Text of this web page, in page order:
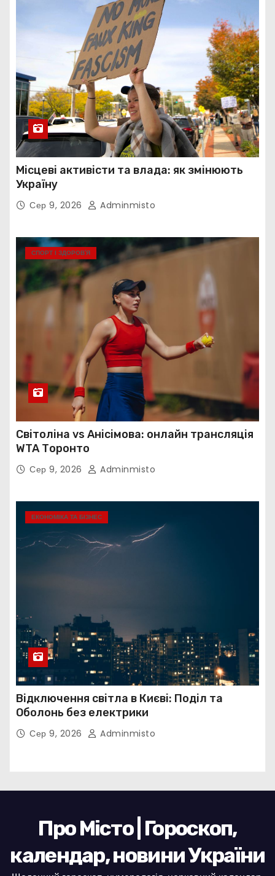
Місцеві активісти та влада: як змінюють
Україну
Сер 9, 2026 Adminmisto
СПОРТ І ЗДОРОВ’Я
Світоліна vs Анісімова: онлайн трансляція
WTA Торонто
Сер 9, 2026 Adminmisto
ЕКОНОМІКА ТА БІЗНЕС
Відключення світла в Києві: Поділ та
Оболонь без електрики
Сер 9, 2026 Adminmisto
Про Місто | Гороскоп,
календар, новини України